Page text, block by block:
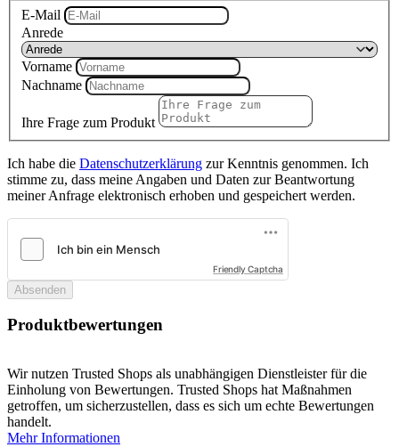
E-Mail
Anrede
Vorname
Nachname
Ihre Frage zum Produkt
Ich habe die Datenschutzerklärung zur Kenntnis genommen. Ich
stimme zu, dass meine Angaben und Daten zur Beantwortung
meiner Anfrage elektronisch erhoben und gespeichert werden.
Friendly Captcha
Absenden
Produktbewertungen
Wir nutzen Trusted Shops als unabhängigen Dienstleister für die
Einholung von Bewertungen. Trusted Shops hat Maßnahmen
getroffen, um sicherzustellen, dass es sich um echte Bewertungen
handelt.
Mehr Informationen